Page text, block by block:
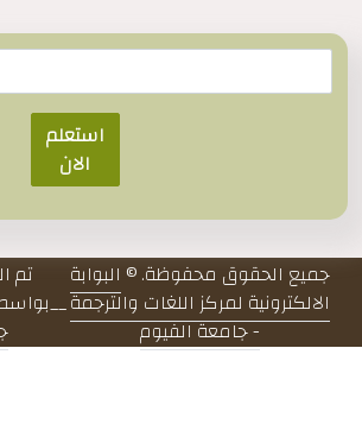
استعلم
الان
جميع الحقوق محفوظة. ©البوابة
الالكترونية لمركز اللغات والترجمة
- جامعة الفيوم
__
تم